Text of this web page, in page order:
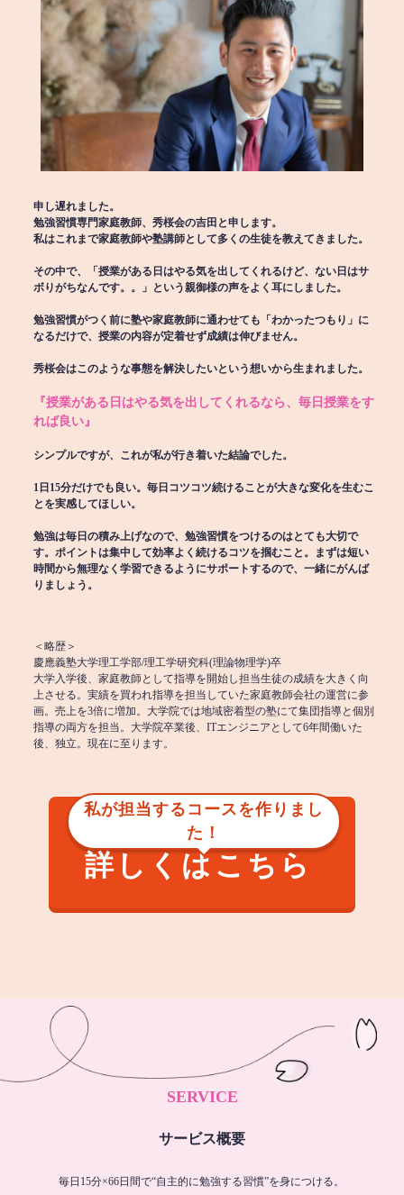
申し遅れました。
勉強習慣専門家庭教師、秀桜会の吉田と申します。
私はこれまで家庭教師や塾講師として多くの生徒を教えてきました。
その中で、「授業がある日はやる気を出してくれるけど、ない日はサ
ボりがちなんです。。」という親御様の声をよく耳にしました。
勉強習慣がつく前に塾や家庭教師に通わせても「わかったつもり」に
なるだけで、授業の内容が定着せず成績は伸びません。
秀桜会はこのような事態を解決したいという想いから生まれました。
『授業がある日はやる気を出してくれるなら、毎日授業をす
れば良い』
シンプルですが、これが私が行き着いた結論でした。
1日15分だけでも良い。毎日コツコツ続けることが大きな変化を生むこ
とを実感してほしい。
勉強は毎日の積み上げなので、勉強習慣をつけるのはとても大切で
す。ポイントは集中して効率よく続けるコツを掴むこと。まずは短い
時間から無理なく学習できるようにサポートするので、一緒にがんば
りましょう。
＜略歴＞
慶應義塾大学理工学部/理工学研究科(理論物理学)卒
大学入学後、家庭教師として指導を開始し担当生徒の成績を大きく向
上させる。実績を買われ指導を担当していた家庭教師会社の運営に参
画。売上を3倍に増加。大学院では地域密着型の塾にて集団指導と個別
指導の両方を担当。大学院卒業後、ITエンジニアとして6年間働いた
後、独立。現在に至ります。
私が担当するコースを作りまし
た！
詳しくはこちら
SERVICE
サービス概要
毎日15分×66日間で“自主的に勉強する習慣”を身につける。